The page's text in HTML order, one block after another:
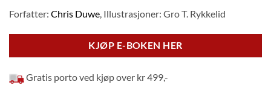
Forfatter: Chris Duwe , Illustrasjoner: Gro T. Rykkelid
KJØP E-BOKEN HER
Gratis porto ved kjøp over kr 499,-